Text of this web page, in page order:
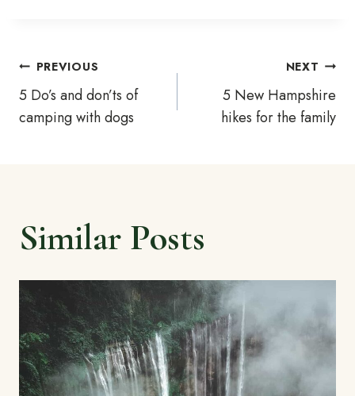
Post
navigation
PREVIOUS
5 Do’s and don’ts of
camping with dogs
NEXT
5 New Hampshire
hikes for the family
Similar Posts